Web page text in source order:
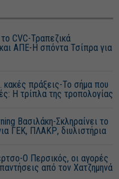
CVC-Τραπεζικά
ΑΠΕ-Η σπόντα Τσίπρα για
κακές πράξεις-Το σήμα που
Η τρίπλα της τροπολογίας
Βασιλάκη-Σκληραίνει το
ΓΕΚ, ΠΛΑΚΡ, διυλιστήρια
O Περσικός, οι αγορές
από τον Χατζημηνά